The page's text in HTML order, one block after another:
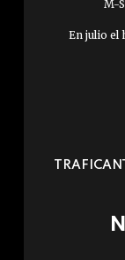
M-
En julio el